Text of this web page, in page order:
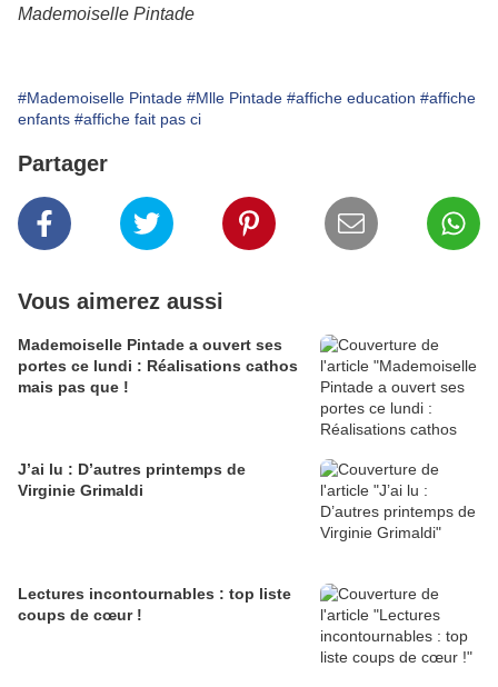
Mademoiselle Pintade
#Mademoiselle Pintade #Mlle Pintade #affiche education #affiche
enfants #affiche fait pas ci
Partager
Vous aimerez aussi
Mademoiselle Pintade a ouvert ses
portes ce lundi : Réalisations cathos
mais pas que !
J’ai lu : D’autres printemps de
Virginie Grimaldi
Lectures incontournables : top liste
coups de cœur !